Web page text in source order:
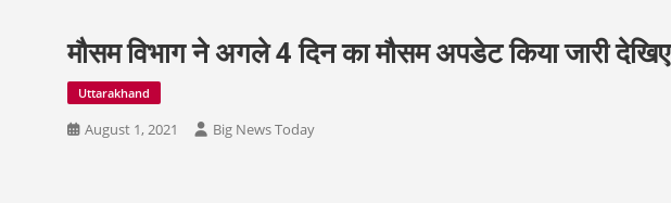
मौसम विभाग ने अगले 4 दिन का मौसम अपडेट किया जारी देखिए
Uttarakhand
August 1, 2021 Big News Today